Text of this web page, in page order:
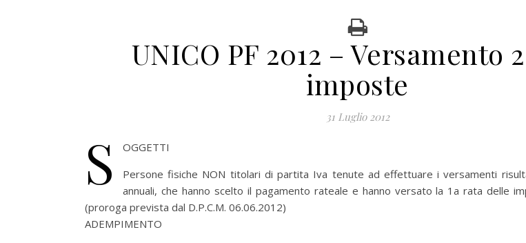
UNICO PF 2012 – Versamento
imposte
31 Luglio 2012
S
OGGETTI
Persone fisiche NON titolari di partita Iva tenute ad effettuare i versamenti
annuali, che hanno scelto il pagamento rateale e hanno versato la 1a rata delle
(proroga prevista dal D.P.C.M. 06.06.2012)
ADEMPIMENTO